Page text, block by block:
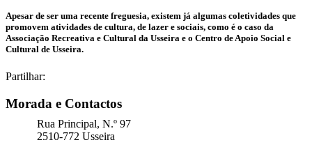
Apesar de ser uma recente freguesia, existem já algumas coletividades que
promovem atividades de cultura, de lazer e sociais, como é o caso da
Associação Recreativa e Cultural da Usseira e o Centro de Apoio Social e
Cultural de Usseira.
Partilhar:
Morada e Contactos
Rua Principal, N.º 97
2510-772 Usseira